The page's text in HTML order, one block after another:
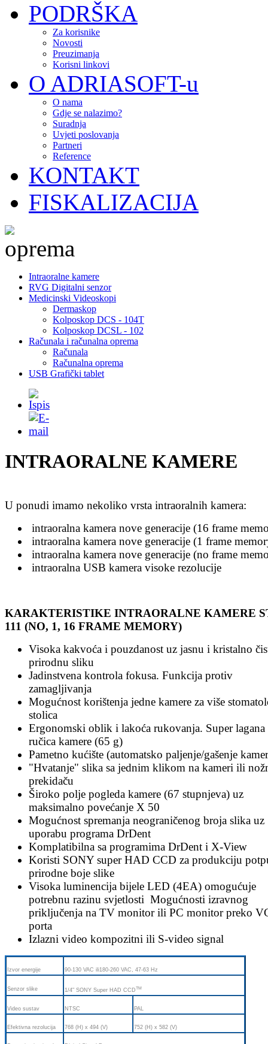
PODRŠKA
Za korisnike
Novosti
Preuzimanja
Korisni linkovi
O ADRIASOFT-u
O nama
Gdje se nalazimo?
Suradnja
Uvjeti poslovanja
Partneri
Reference
KONTAKT
FISKALIZACIJA
Intraoralne kamere
RVG Digitalni senzor
Medicinski Videoskopi
Dermaskop
Kolposkop DCS - 104T
Kolposkop DCSL - 102
Računala i računalna oprema
Računala
Računalna oprema
USB Grafički tablet
INTRAORALNE KAMERE
U ponudi imamo nekoliko vrsta intraoralnih kamera:
intraoralna kamera nove generacije (16 frame
intraoralna kamera nove generacije (1 frame
intraoralna kamera nove generacije (no frame
intraoralna USB kamera visoke rezolucije
KARAKTERISTIKE INTRAORALNE KAMERE
111 (NO, 1, 16 FRAME MEMORY)
Visoka kakvoća i pouzdanost uz jasnu i kristalno
prirodnu sliku
Jadinstvena kontrola fokusa. Funkcija protiv
zamagljivanja
Mogućnost korištenja jedne kamere za više
stolica
Ergonomski oblik i lakoća rukovanja. Super lagana
ručica kamere (65 g)
Pametno kućište (automatsko paljenje/gašenje
"Hvatanje" slika sa jednim klikom na kameri ili
prekidaču
Široko polje pogleda kamere (67 stupnjeva) uz
maksimalno povećanje X 50
Mogućnost spremanja neograničenog broja slika uz
uporabu programa DrDent
Komplatibilna sa programima DrDent i X-View
Koristi SONY super HAD CCD za produkciju
prirodne boje slike
Visoka luminencija bijele LED (4EA) omogućuje
potrebnu razinu svjetlosti Mogućnosti izravnog
priključenja na TV monitor ili PC monitor preko
porta
Izlazni video kompozitni ili S-video signal
Izvor energije 90-130 VAC ili180-260 VAC, 47-63 Hz
Senzor slike 1/4" SONY Super HAD CCDTM
Video sustav NTSC PAL
Efektivna rezolucija 768 (H) x 494 (V) 752 (H) x 582 (V)